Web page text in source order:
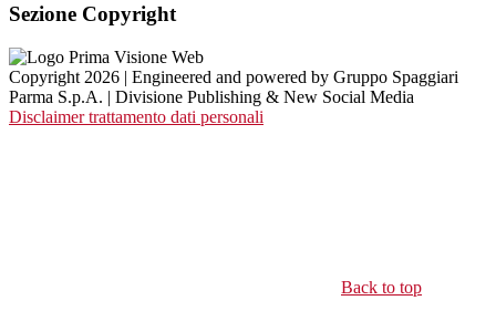
Sezione Copyright
Copyright 2026 | Engineered and powered by Gruppo Spaggiari
Parma S.p.A. | Divisione Publishing & New Social Media
Disclaimer trattamento dati personali
Back to top